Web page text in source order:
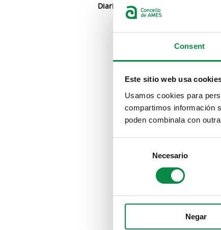
Consent
Este sitio web usa
Usamos cookies para
compartimos información
poden combinala con
Necesario
Negar
Diario de Santiago:
Visibilidade e